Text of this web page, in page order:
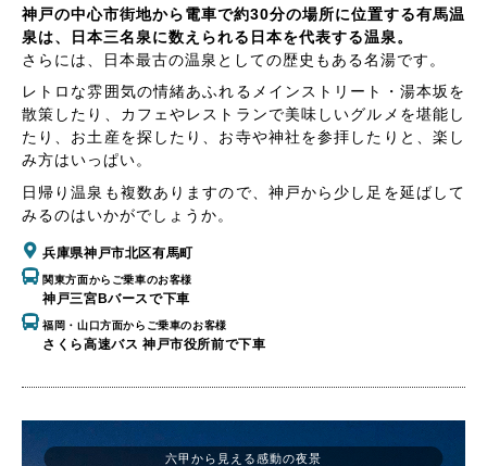
神戸の中心市街地から電車で約30分の場所に位置する有馬温
泉は、日本三名泉に数えられる日本を代表する温泉。
さらには、日本最古の温泉としての歴史もある名湯です。
レトロな雰囲気の情緒あふれるメインストリート・湯本坂を
散策したり、カフェやレストランで美味しいグルメを堪能し
たり、お土産を探したり、お寺や神社を参拝したりと、楽し
み方はいっぱい。
日帰り温泉も複数ありますので、神戸から少し足を延ばして
みるのはいかがでしょうか。
兵庫県神戸市北区有馬町
関東方面からご乗車のお客様
神戸三宮Bバースで下車
福岡・山口方面からご乗車のお客様
さくら高速バス 神戸市役所前で下車
六甲から見える感動の夜景